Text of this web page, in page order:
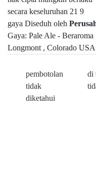
secara keseluruhan 21 9
gaya Diseduh oleh
Gaya: Pale Ale - Beraroma
Longmont , Colorado
pembotolan
tidak
diketahui
di